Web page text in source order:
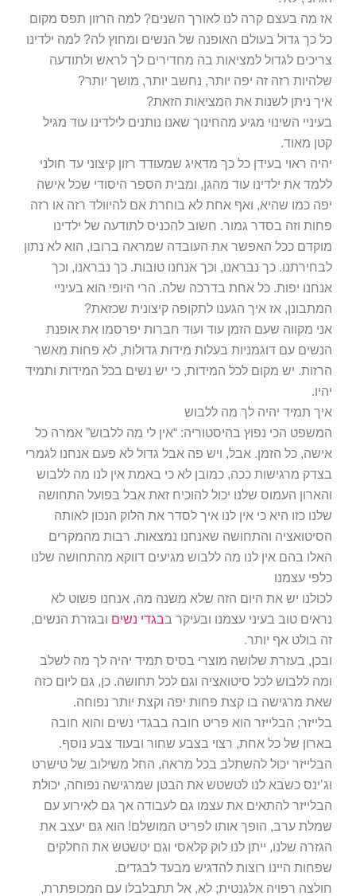
אז מה בעצם קרה לנו לאורך השנים? למה הרזון תפס מקום
כל כך גדול בעולם האופנה של הנשים ומחוץ לה? למה ילדינו
צריכים לגדול למציאות בה מחדירים לך לראש ולתודעה
שלהיות רזה זה יפה יותר, נחשב יותר, מושך יותר?
איך ניתן לשנות את המציאות הזאת?
בעיניי השינוי מגיע מהחינוך שאנו נותנים לילדינו עוד מגיל
קטן מאוד.
יהיה ראוי בעידן כל כך מדאיג שמעודד רזון קיצוני עד חולני
ללמד את ילדינו עוד מהגן, ומבית הספר היסודי שכל אישה
יפה כמו שהיא, ואף אחת לא בוחרת אם להיוולד רזה או רזה
פחות וזה בסדר גמור. חשוב להכניס לתודעה של ילדינו
מוקדם ככל האפשר את העובדה שמראה ברובו, הוא לא נתון
לבחירתנו. כך נבראנו, וכך אנחנו טובות. כך נבראנו, וכך
אנחנו יפות. כל אחת בדרכה שלה. הרי היופי הוא בעיניי
המתבונן, אז איך הגענו לתקופה קיצונית שכזאת?
אני מקווה שעם הזמן עוד ועוד חברות יפרסמו את אופנת
הנשים עם דוגמניות בעלות מידות גדולות, לא פחות מאשר
הרזות. יש מקום לכל המידות, כי יש נשים בכל המידות ותמיד
יהיו.
איך תמיד יהיה לך מה ללבוש
המשפט הכי נפוץ בהיסטוריה: “אין לי מה ללבוש” אמרה כל
אישה, כל הזמן. אבל, ויש פה אבל גדול לא פעם אנחנו לגמרי
בצדק מרגישות ככה, כמובן לא כי באמת אין לנו מה ללבוש
והארון העמוס שלנו יכול להוכיח זאת אבל בפועל התחושה
שלנו כזו היא כי אין לנו איך לסדר את הלוק הנכון לאותה
הסיטואציה והתחושה שאנחנו נמצאות. רבות מהמקרים
האלו בהם אין לנו מה ללבוש מגיעים דווקא מהתחושה שלנו
כלפי עצמנו
לכולנו יש את היום הזה שלא משנה מה, אנחנו פשוט לא
נראים טוב בעיני עצמנו ובעיקר בבגדי נשים ובגזרת הנשים,
זה בולט אף יותר.
ובכן, בעזרת שלושה מוצרי בסיס תמיד יהיה לך מה לשלב
ומה ללבוש לכל סיטואציה וגם לכל תחושה. כן, גם ליום כזה
שאת מרגישה בו קצת פחות יפה וקצת יותר נפוחה.
בלייזר; הבלייזר הוא פריט חובה בבגדי נשים והוא חובה
בארון של כל אחת, רצוי בצבע שחור ובעוד צבע נוסף.
הבלייזר יכול להשתלב בכל מראה, החל משילוב של טישרט
וג’ינס כשבא לנו לטשטש את הבטן שמרגישה נפוחה, יכולת
הבלייזר להתאים את עצמו גם לעבודה אך גם לאירוע עם
שמלת ערב, הופך אותו לפריט המושלם! הוא גם יעצב את
הגזרה שלנו, ייתן לנו לוק קלאסי וגם יטשטש את החלקים
שפחות היינו רוצות להדגיש מבעד לבגדים.
חולצה רפויה אלגנטית; לא, אל תתבלבלו עם המכופתרת,